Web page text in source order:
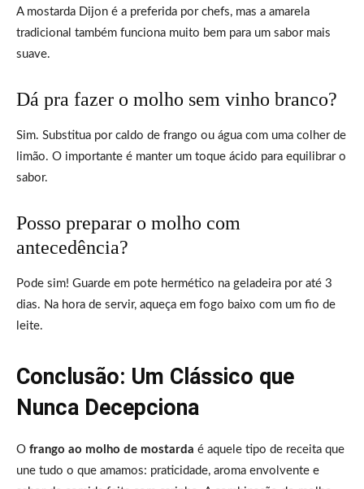
A mostarda Dijon é a preferida por chefs, mas a amarela
tradicional também funciona muito bem para um sabor mais
suave.
Dá pra fazer o molho sem vinho branco?
Sim. Substitua por caldo de frango ou água com uma colher de
limão. O importante é manter um toque ácido para equilibrar o
sabor.
Posso preparar o molho com
antecedência?
Pode sim! Guarde em pote hermético na geladeira por até 3
dias. Na hora de servir, aqueça em fogo baixo com um fio de
leite.
Conclusão: Um Clássico que
Nunca Decepciona
O frango ao molho de mostarda é aquele tipo de receita que
une tudo o que amamos: praticidade, aroma envolvente e